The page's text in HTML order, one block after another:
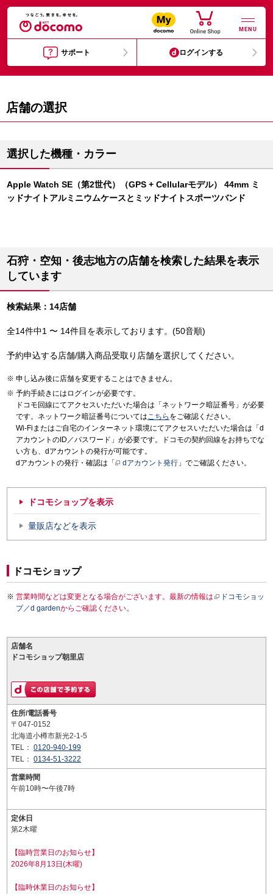
MENU
サポート ログインする
店舗の選択
選択した機種・カラー
Apple Watch SE（第2世代）（GPS + Cellularモデル） 44mm ミ
ッドナイトアルミニウムケースとミッドナイトスポーツバンド
石狩・空知・後志地方の店舗を検索した結果を表示
しています
検索結果：14店舗
全14件中1 〜 14件目を表示しております。(50音順)
予約申込する店舗/購入商品受取り店舗を選択してください。
申し込み後に店舗を変更することはできません。
予約手続きにはログインが必要です。
ドコモ回線にてアクセスいただいた場合は「ネットワーク暗証番号」が必要
です。ネットワーク暗証番号についてはこちら をご確認ください。
Wi-Fiまたはご自宅のインターネット環境にてアクセスいただいた場合は「d
アカウントのID／パスワード」が必要です。ドコモの契約回線をお持ちでな
い方も、dアカウントの発行が可能です。
dアカウントの発行・確認は「
dアカウント発行 」でご確認ください。
ドコモショップを表示
量販店などを表示
ドコモショップ
営業時間などは変更となる場合がございます。最新の情報は
ドコモショッ
プ／d gardenからご確認ください。
店舗名
ドコモショップ朝里店
住所/電話番号
〒047-0152
北海道小樽市新光2-1-5
TEL： 0120-940-199
TEL： 0134-51-3222
営業時間
午前10時〜午後7時
定休日
第2木曜
【臨時営業日のお知らせ】
2026年8月13日(木曜)
【臨時休業日のお知らせ】